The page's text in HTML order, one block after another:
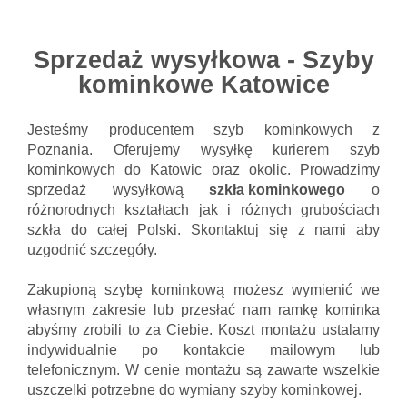
Sprzedaż wysyłkowa - Szyby
kominkowe Katowice
Jesteśmy producentem szyb kominkowych z
Poznania. Oferujemy wysyłkę kurierem szyb
kominkowych do Katowic oraz okolic. Prowadzimy
sprzedaż wysyłkowąszkła kominkowego o
różnorodnych kształtach jak i różnych grubościach
szkła do całej Polski. Skontaktuj się z nami aby
uzgodnić szczegóły.
Zakupioną szybę kominkową możesz wymienić we
własnym zakresie lub przesłać nam ramkę kominka
abyśmy zrobili to za Ciebie. Koszt montażu ustalamy
indywidualnie po kontakcie mailowym lub
telefonicznym. W cenie montażu są zawarte wszelkie
uszczelki potrzebne do wymiany szyby kominkowej.